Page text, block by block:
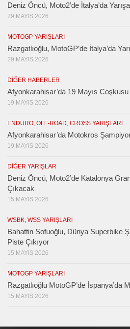
Deniz Öncü, Moto2’de İtalya’da
29 MAYIS 2026
MOTOGP YARIŞLARI
Razgatlıoğlu, MotoGP’de İtalya’da
29 MAYIS 2026
DIĞER HABERLER
Afyonkarahisar’da 19 Mayıs Coşkusu
19 MAYIS 2026
ENDURO, OFF-ROAD, CROSS YARIŞLARI
Afyonkarahisar’da Motokros
19 MAYIS 2026
DIĞER YARIŞLAR
Deniz Öncü, Moto2’de Katalonya
Çıkacak
15 MAYIS 2026
WSBK, WSS YARIŞLARI
Bahattin Sofuoğlu, Dünya Superbike
Piste Çıkıyor
15 MAYIS 2026
MOTOGP YARIŞLARI
Razgatlıoğlu MotoGP’de İspanya’da
15 MAYIS 2026